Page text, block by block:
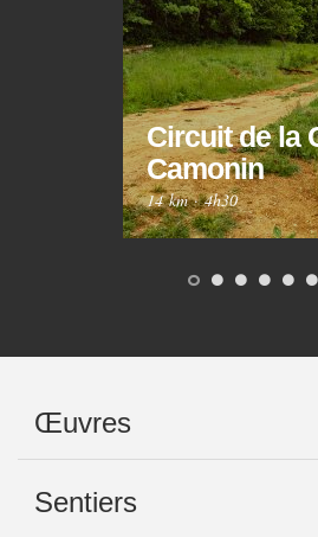
Circuit de la
Camonin
14 km·4h30
Œuvres
Sentiers